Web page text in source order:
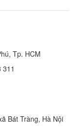
Tp. HCM
Bát Tràng, Hà Nội